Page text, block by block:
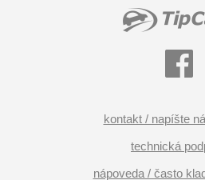
kontakt / napíšte
technická
nápoveda / často